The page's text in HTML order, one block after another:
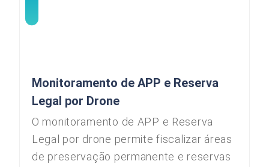
Monitoramento de APP e Reserva
Legal por Drone
O monitoramento de APP e Reserva
Legal por drone permite fiscalizar áreas
de preservação permanente e reservas